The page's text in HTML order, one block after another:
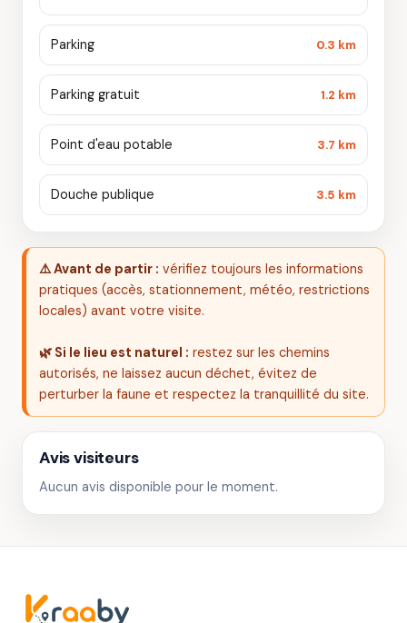
Parking 0.3 km
Parking gratuit 1.2 km
Point d'eau potable 3.7 km
Douche publique 3.5 km
⚠️ Avant de partir : vérifiez toujours les informations
pratiques (accès, stationnement, météo, restrictions
locales) avant votre visite.
🌿 Si le lieu est naturel : restez sur les chemins
autorisés, ne laissez aucun déchet, évitez de
perturber la faune et respectez la tranquillité du site.
Avis visiteurs
Aucun avis disponible pour le moment.